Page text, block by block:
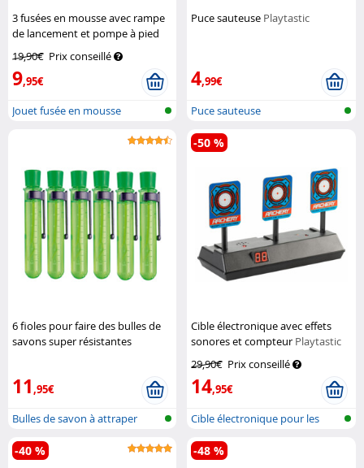
3 fusées en mousse avec rampe
de lancement et pompe à pied
19,90€ Prix conseillé
9,95€
Jouet fusée en mousse
Puce sauteuse Playtastic
4,99€
Puce sauteuse
6 fioles pour faire des bulles de
savons super résistantes
11,95€
Bulles de savon à attraper
Cible électronique avec effets
sonores et compteur Playtastic
29,90€ Prix conseillé
14,95€
-50 %
Cible électronique pour les
pistole...
-40 % -48 %